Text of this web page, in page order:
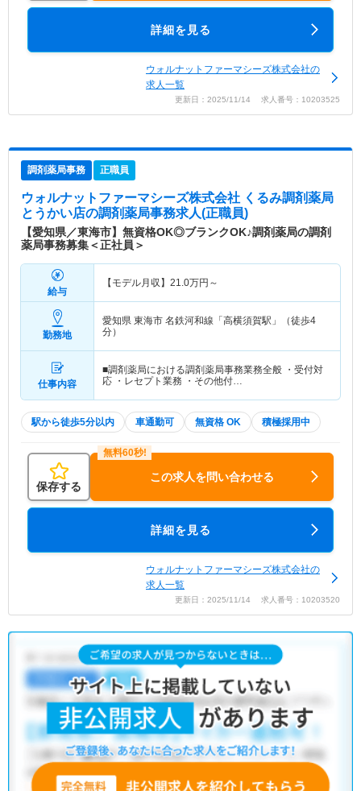
詳細を見る
ウォルナットファーマシーズ株式会社の
求人一覧
更新日：2025/11/14 求人番号：10203525
調剤薬局事務 正職員
ウォルナットファーマシーズ株式会社 くるみ調剤薬局
とうかい店の調剤薬局事務求人(正職員)
【愛知県／東海市】無資格OK◎ブランクOK♪調剤薬局の調剤
薬局事務募集＜正社員＞
給与
【モデル月収】 21.0万円～
勤務地
愛知県 東海市 名鉄河和線「高横須賀駅」（徒歩4
分）
仕事内容
■調剤薬局における調剤薬局事務業務全般 ・受付対
応 ・レセプト業務 ・その他付…
駅から徒歩5分以内 車通勤可 無資格 OK 積極採用中
保存する
この求人を問い合わせる
詳細を見る
ウォルナットファーマシーズ株式会社の
求人一覧
更新日：2025/11/14 求人番号：10203520